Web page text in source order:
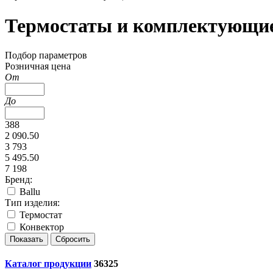
Термостаты и
Подбор параметров
Розничная цена
От
До
388
2 090.50
3 793
5 495.50
7 198
Бренд:
Ballu
Тип изделия:
Термостат
Конвектор
Каталог продукции 36325